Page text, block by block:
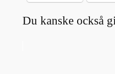
Du kanske också